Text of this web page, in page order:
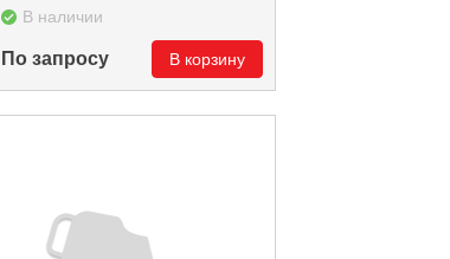
В наличии
По запросу В корзину